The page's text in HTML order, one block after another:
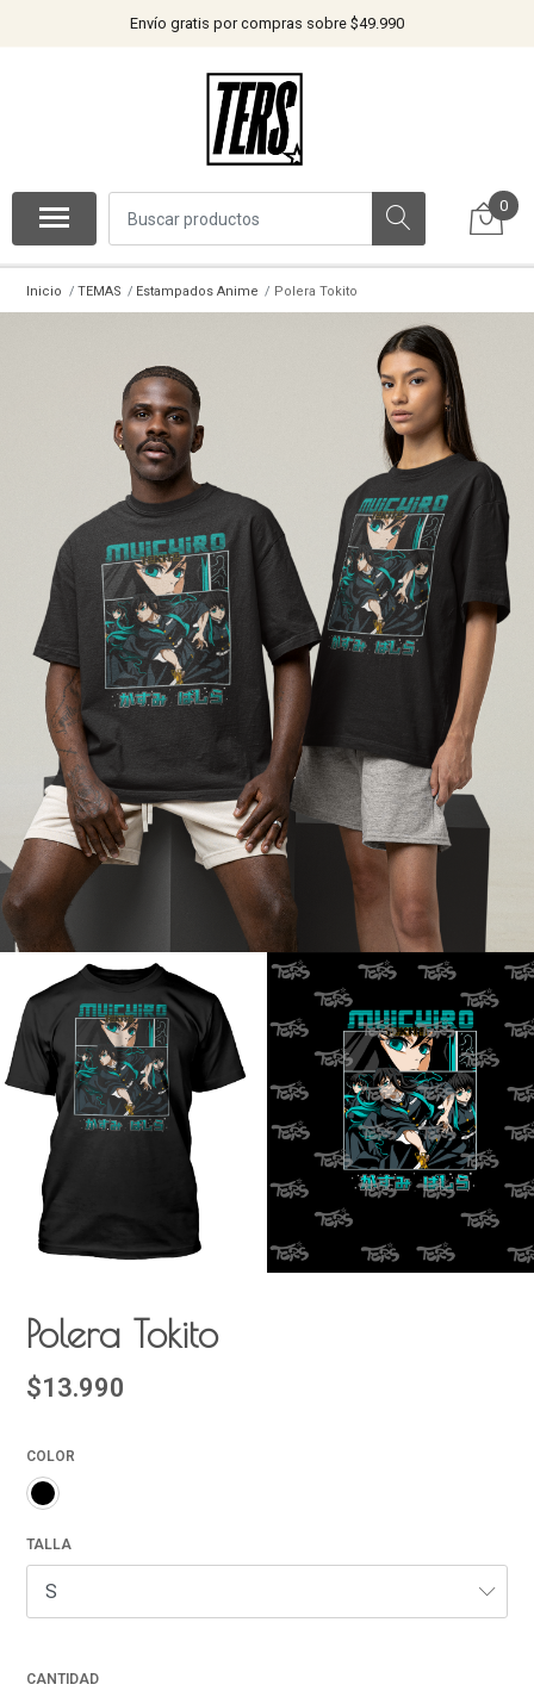
Envío gratis por compras sobre $49.990
0
Inicio TEMAS Estampados Anime Polera Tokito
Polera Tokito
$13.990
COLOR
TALLA
CANTIDAD